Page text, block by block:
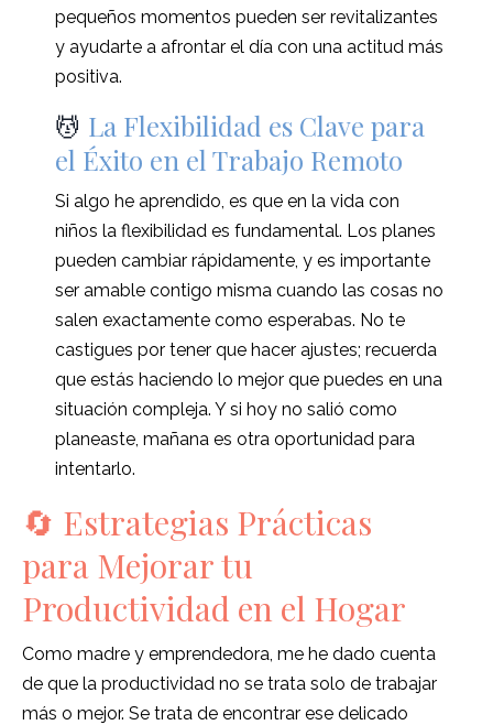
pequeños momentos pueden ser revitalizantes
y ayudarte a afrontar el día con una actitud más
positiva.
💆 La Flexibilidad es Clave para
el Éxito en el Trabajo Remoto
Si algo he aprendido, es que en la vida con
niños la flexibilidad es fundamental. Los planes
pueden cambiar rápidamente, y es importante
ser amable contigo misma cuando las cosas no
salen exactamente como esperabas. No te
castigues por tener que hacer ajustes; recuerda
que estás haciendo lo mejor que puedes en una
situación compleja. Y si hoy no salió como
planeaste, mañana es otra oportunidad para
intentarlo.
🔄 Estrategias Prácticas
para Mejorar tu
Productividad en el Hogar
Como madre y emprendedora, me he dado cuenta
de que la productividad no se trata solo de trabajar
más o mejor. Se trata de encontrar ese delicado